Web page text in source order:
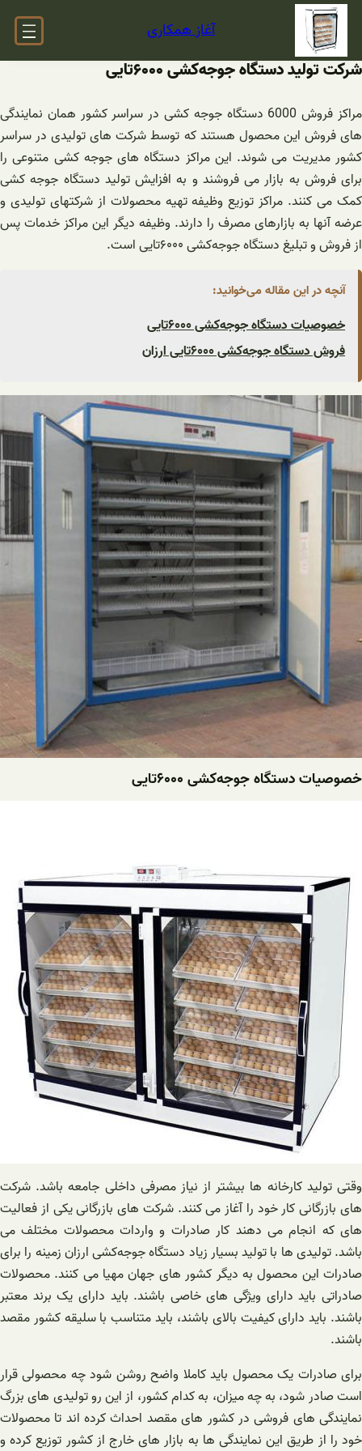
رفتن
محتوا
آغاز همکاری
شرکت تولید دستگاه ‌جوجه‌کشی ۶۰۰۰تایی
مراکز فروش 6000 دستگاه جوجه کشی در سراسر کشور همان نمایندگی
های فروش این محصول هستند که توسط شرکت های تولیدی در سراسر
کشور مدیریت می شوند. این مراکز دستگاه های جوجه کشی متنوعی را
برای فروش به بازار می فروشند و به افزایش تولید دستگاه جوجه کشی
کمک می کنند. مراکز توزیع وظیفه تهیه محصولات از شرکتهای تولیدی و
عرضه آنها به بازارهای مصرف را دارند. وظیفه دیگر این مراکز خدمات پس
از فروش و تبلیغ دستگاه ‌جوجه‌کشی ۶۰۰۰تایی است.
آنچه در این مقاله می‌خوانید:
خصوصیات دستگاه ‌جوجه‌کشی ۶۰۰۰تایی
فروش دستگاه ‌جوجه‌کشی ۶۰۰۰تایی ارزان
خصوصیات دستگاه ‌جوجه‌کشی ۶۰۰۰تایی
وقتی تولید کارخانه ها بیشتر از نیاز مصرفی داخلی جامعه باشد. شرکت
های بازرگانی کار خود را آغاز می کنند. شرکت های بازرگانی یکی از فعالیت
های که انجام می دهند کار صادرات و واردات محصولات مختلف می
باشد‌. تولیدی ها با تولید بسیار زیاد دستگاه ‌جوجه‌کشی ارزان زمینه را برای
صادرات این محصول به دیگر کشور های جهان مهیا می کنند. محصولات
صادراتی باید دارای ویژگی های خاصی باشند. باید دارای یک برند معتبر
باشند. باید دارای کیفیت بالای باشند، باید متناسب با سلیقه کشور مقصد
باشند.
برای صادرات یک محصول باید کاملا واضح روشن شود چه محصولی قرار
است صادر شود، به چه میزان، به کدام کشور، از این رو تولیدی های بزرگ
نمایندگی های فروشی در کشور های مقصد احداث کرده اند تا محصولات
خود را از طریق این نمایندگی ها به بازار های خارج از کشور توزیع کرده و